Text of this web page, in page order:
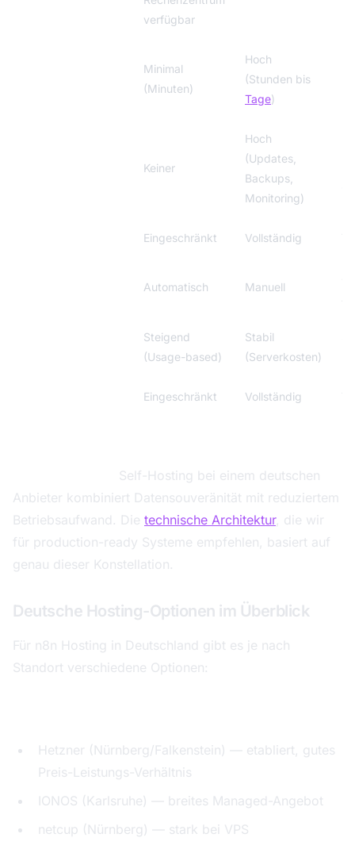
verfügbar
Minimal
(Minuten)
Hoch
(Stunden bis
Tage)
Keiner
Hoch
(Updates,
Backups,
Monitoring)
Eingeschränkt Vollständig
Automatisch Manuell
Steigend
(Usage-based)
Stabil
(Serverkosten)
Eingeschränkt Vollständig
Self-Hosting bei einem deutschen
Anbieter kombiniert Datensouveränität mit reduziertem
Betriebsaufwand. Die technische Architektur, die wir
für production-ready Systeme empfehlen, basiert auf
genau dieser Konstellation.
Deutsche Hosting-Optionen im Überblick
Für n8n Hosting in Deutschland gibt es je nach
Standort verschiedene Optionen:
Hetzner (Nürnberg/Falkenstein) — etabliert, gutes
Preis-Leistungs-Verhältnis
IONOS (Karlsruhe) — breites Managed-Angebot
netcup (Nürnberg) — stark bei VPS